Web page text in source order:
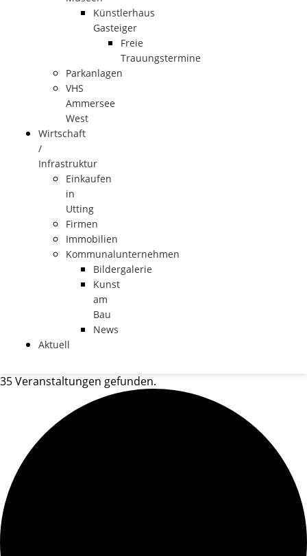
Künstlerhaus
Gasteiger
Freie
Trauungstermine
Parkanlagen
VHS
Ammersee
West
Wirtschaft
/
Infrastruktur
Einkaufen
in
Utting
Firmen
Immobilien
Kommunalunternehmen
Bildergalerie
Kunst
am
Bau
News
Aktuell
35 Veranstaltungen gefunden.